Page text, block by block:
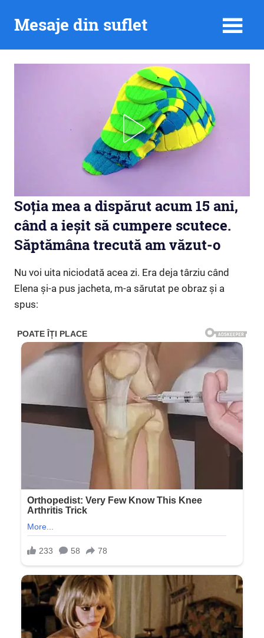
Mesaje din suflet
Soția mea a dispărut acum 15 ani,
când a ieșit să cumpere scutece.
Săptămâna trecută am văzut-o
Nu voi uita niciodată acea zi. Era deja târziu când
Elena și-a pus jacheta, m-a sărutat pe obraz și a
spus: